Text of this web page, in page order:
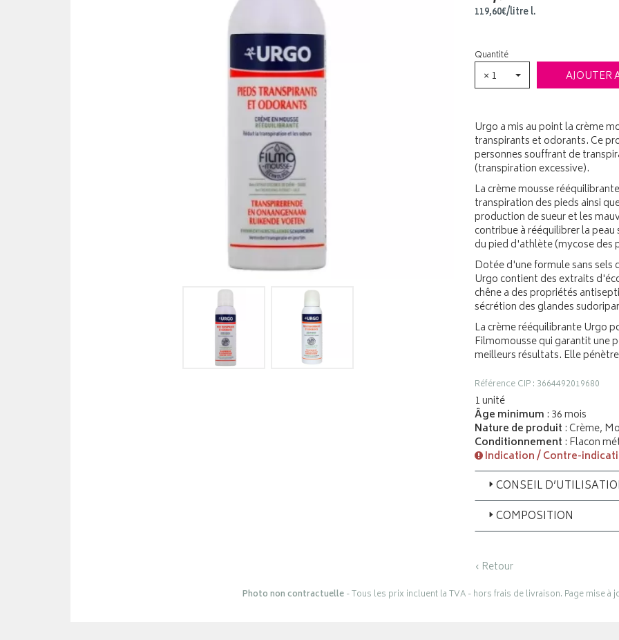
119,60€/litrel.
Quantité
× 1 AJOUTER
Urgo a mis au point la crème
transpirants et odorants. Ce
personnes souffrant de
(transpiration excessive).
La crème mousse
transpiration des pieds ainsi
production de sueur et les
contribue à rééquilibrer la
du pied d'athlète (mycose des
Dotée d'une formule sans sels
Urgo contient des extraits
chêne a des propriétés
sécrétion des glandes
La crème rééquilibrante Urgo
Filmomousse qui garantit une
meilleurs résultats. Elle
Référence CIP : 3664492019680
1 unité
Âge minimum : 36 mois
Nature de produit : Crème,
Conditionnement : Flacon
Indication / Contre-
CONSEIL
COMPOSITION
‹ Retour
Photo non contractuelle- Tous les prix incluent la TVA - hors frais de livraison. Page mise à